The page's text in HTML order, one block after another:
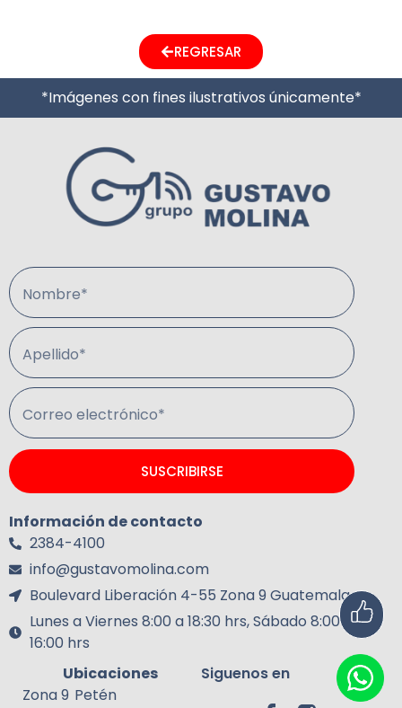
REGRESAR
*Imágenes con fines ilustrativos únicamente*
Nombre*
Apellido*
Correo electrónico*
SUSCRIBIRSE
Información de contacto
2384-4100
info@gustavomolina.com
Boulevard Liberación 4-55 Zona 9 Guatemala.
Lunes a Viernes 8:00 a 18:30 hrs, Sábado 8:00 a
16:00 hrs
Ubicaciones
Zona 9 Petén
Siguenos en